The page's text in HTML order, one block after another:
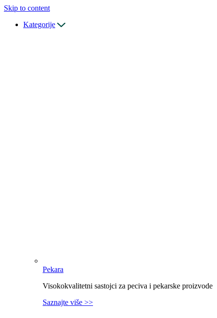
Skip to content
Kategorije
Pekara
Visokokvalitetni sastojci za peciva i pekarske proizvode
Saznajte više >>